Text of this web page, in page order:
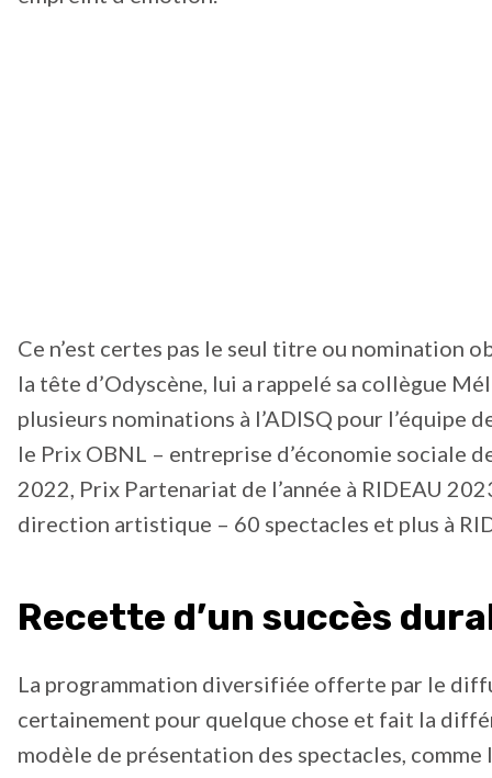
Ce n’est certes pas le seul titre ou nomination
la tête d’Odyscène, lui a rappelé sa collègue
plusieurs nominations à l’ADISQ pour l’équipe
le Prix OBNL – entreprise d’économie sociale
2022, Prix Partenariat de l’année à RIDEAU
direction artistique – 60 spectacles et plus à
Recette d’un succès
La programmation diversifiée offerte par le
certainement pour quelque chose et fait la
modèle de présentation des spectacles,